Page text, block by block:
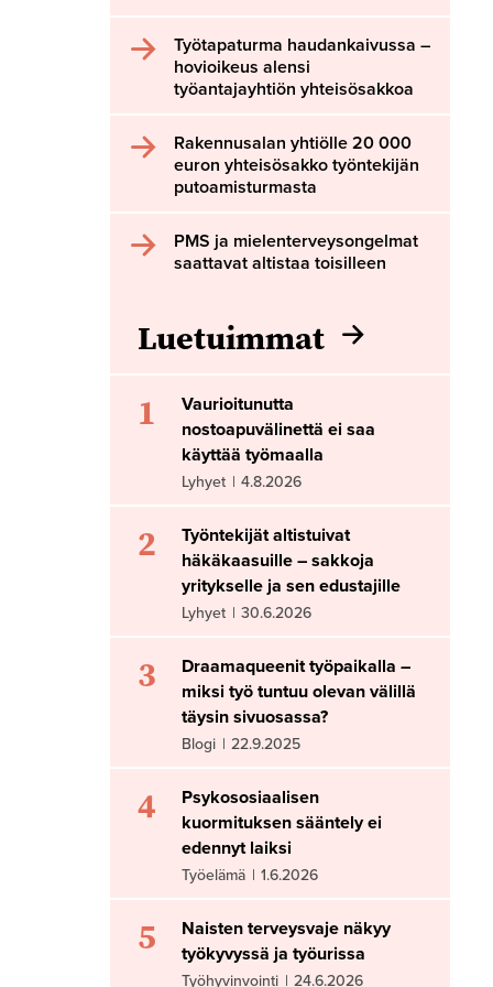
Työtapaturma haudankaivussa –
hovioikeus alensi
työantajayhtiön yhteisösakkoa
Rakennusalan yhtiölle 20 000
euron yhteisösakko työntekijän
putoamisturmasta
PMS ja mielenterveysongelmat
saattavat altistaa toisilleen
Luetuimmat
1
Vaurioitunutta
nostoapuvälinettä ei saa
käyttää työmaalla
Lyhyet | 4.8.2026
2
Työntekijät altistuivat
häkäkaasuille – sakkoja
yritykselle ja sen edustajille
Lyhyet | 30.6.2026
3
Draamaqueenit työpaikalla –
miksi työ tuntuu olevan välillä
täysin sivuosassa?
Blogi | 22.9.2025
4
Psykososiaalisen
kuormituksen sääntely ei
edennyt laiksi
Työelämä | 1.6.2026
5
Naisten terveysvaje näkyy
työkyvyssä ja työurissa
Työhyvinvointi | 24.6.2026